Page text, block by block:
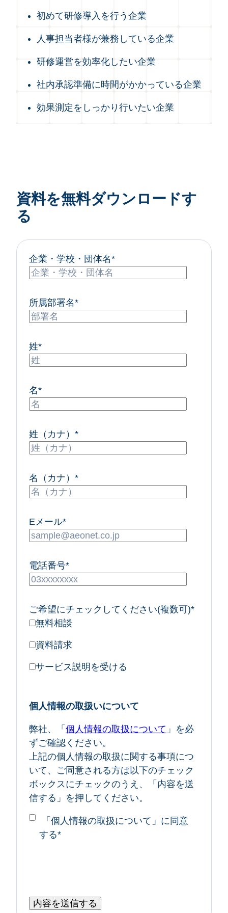
初めて研修導入を行う企業
人事担当者様が兼務している企業
研修運営を効率化したい企業
社内承認準備に時間がかかっている企業
効果測定をしっかり行いたい企業
資料を無料ダウンロードす
る
企業・学校・団体名*
所属部署名*
姓*
名*
姓（カナ） *
名（カナ） *
Eメール*
電話番号*
ご希望にチェックしてください(複数可)*
無料相談
資料請求
サービス説明を受ける
個人情報の取扱いについて
弊社、「 個人情報の取扱について 」を必
ずご確認ください。
上記の個人情報の取扱に関する事項につ
いて、ご同意される方は以下のチェック
ボックスにチェックのうえ、「内容を送
信する」を押してください。
「個人情報の取扱について」に同意
する*